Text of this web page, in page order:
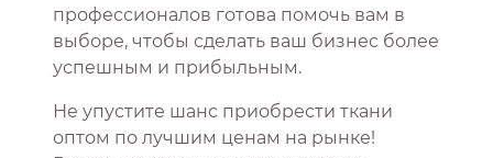
профессионалов готова помочь вам в
выборе, чтобы сделать ваш бизнес более
успешным и прибыльным.
Не упустите шанс приобрести ткани
оптом по лучшим ценам на рынке!